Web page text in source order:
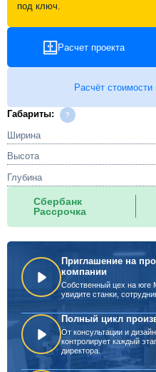
под ключ.
Расчет проекта
Расчёт
Габариты:
Ширина
Высота
Глубина
Сбербанк
Рассрочка
Приглашение на
компании
Собственный цех на юге
увидите станки,
Полный цикл
От консультации и
контролирует каждый
директора.